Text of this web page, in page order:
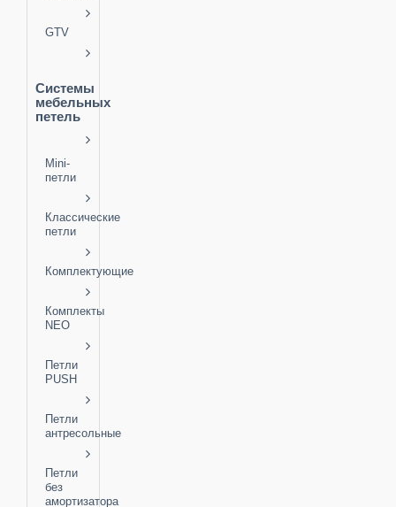
GTV
Системы
мебельных
петель
Mini-
петли
Классические
петли
Комплектующие
Комплекты
NEO
Петли
PUSH
Петли
антресольные
Петли
без
амортизатора